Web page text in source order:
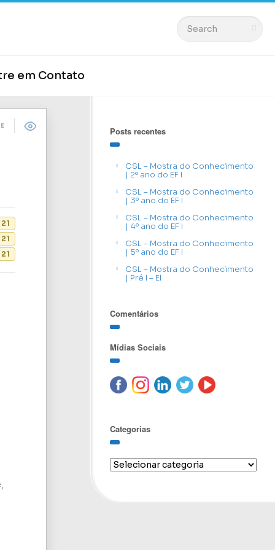
em Contato
Posts recentes
CSL – Mostra do Conhecimento
| 2º ano do EF I
CSL – Mostra do Conhecimento
| 3º ano do EF I
CSL – Mostra do Conhecimento
| 4º ano do EF I
CSL – Mostra do Conhecimento
| 5º ano do EF I
CSL – Mostra do Conhecimento
| Pré I – EI
Comentários
Mídias Sociais
Categorias